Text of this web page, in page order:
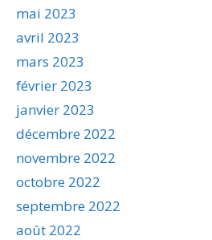
mai 2023
avril 2023
mars 2023
février 2023
janvier 2023
décembre 2022
novembre 2022
octobre 2022
septembre 2022
août 2022